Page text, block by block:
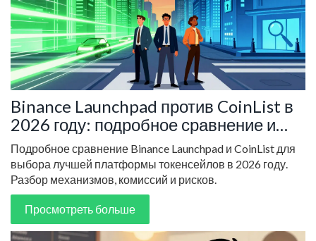
Binance Launchpad против CoinList в
2026 году: подробное сравнение и
выбор лучшей платформы
Подробное сравнение Binance Launchpad и CoinList для
выбора лучшей платформы токенсейлов в 2026 году.
Разбор механизмов, комиссий и рисков.
Просмотреть больше